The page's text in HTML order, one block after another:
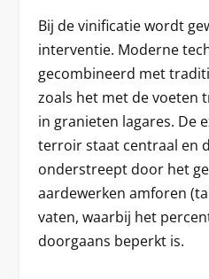
Bij de vinificatie wordt
interventie. Moderne
gecombineerd met
zoals het met de voeten
in granieten lagares. De
terroir staat centraal en
onderstreept door het
aardewerken amforen
vaten, waarbij het
doorgaans beperkt is.